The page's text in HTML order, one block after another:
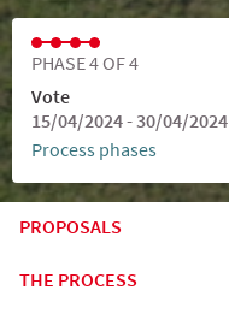
PHASE 4 OF 4
Vote
15/04/2024 - 30/04/2024
Process phases
PROPOSALS
THE PROCESS